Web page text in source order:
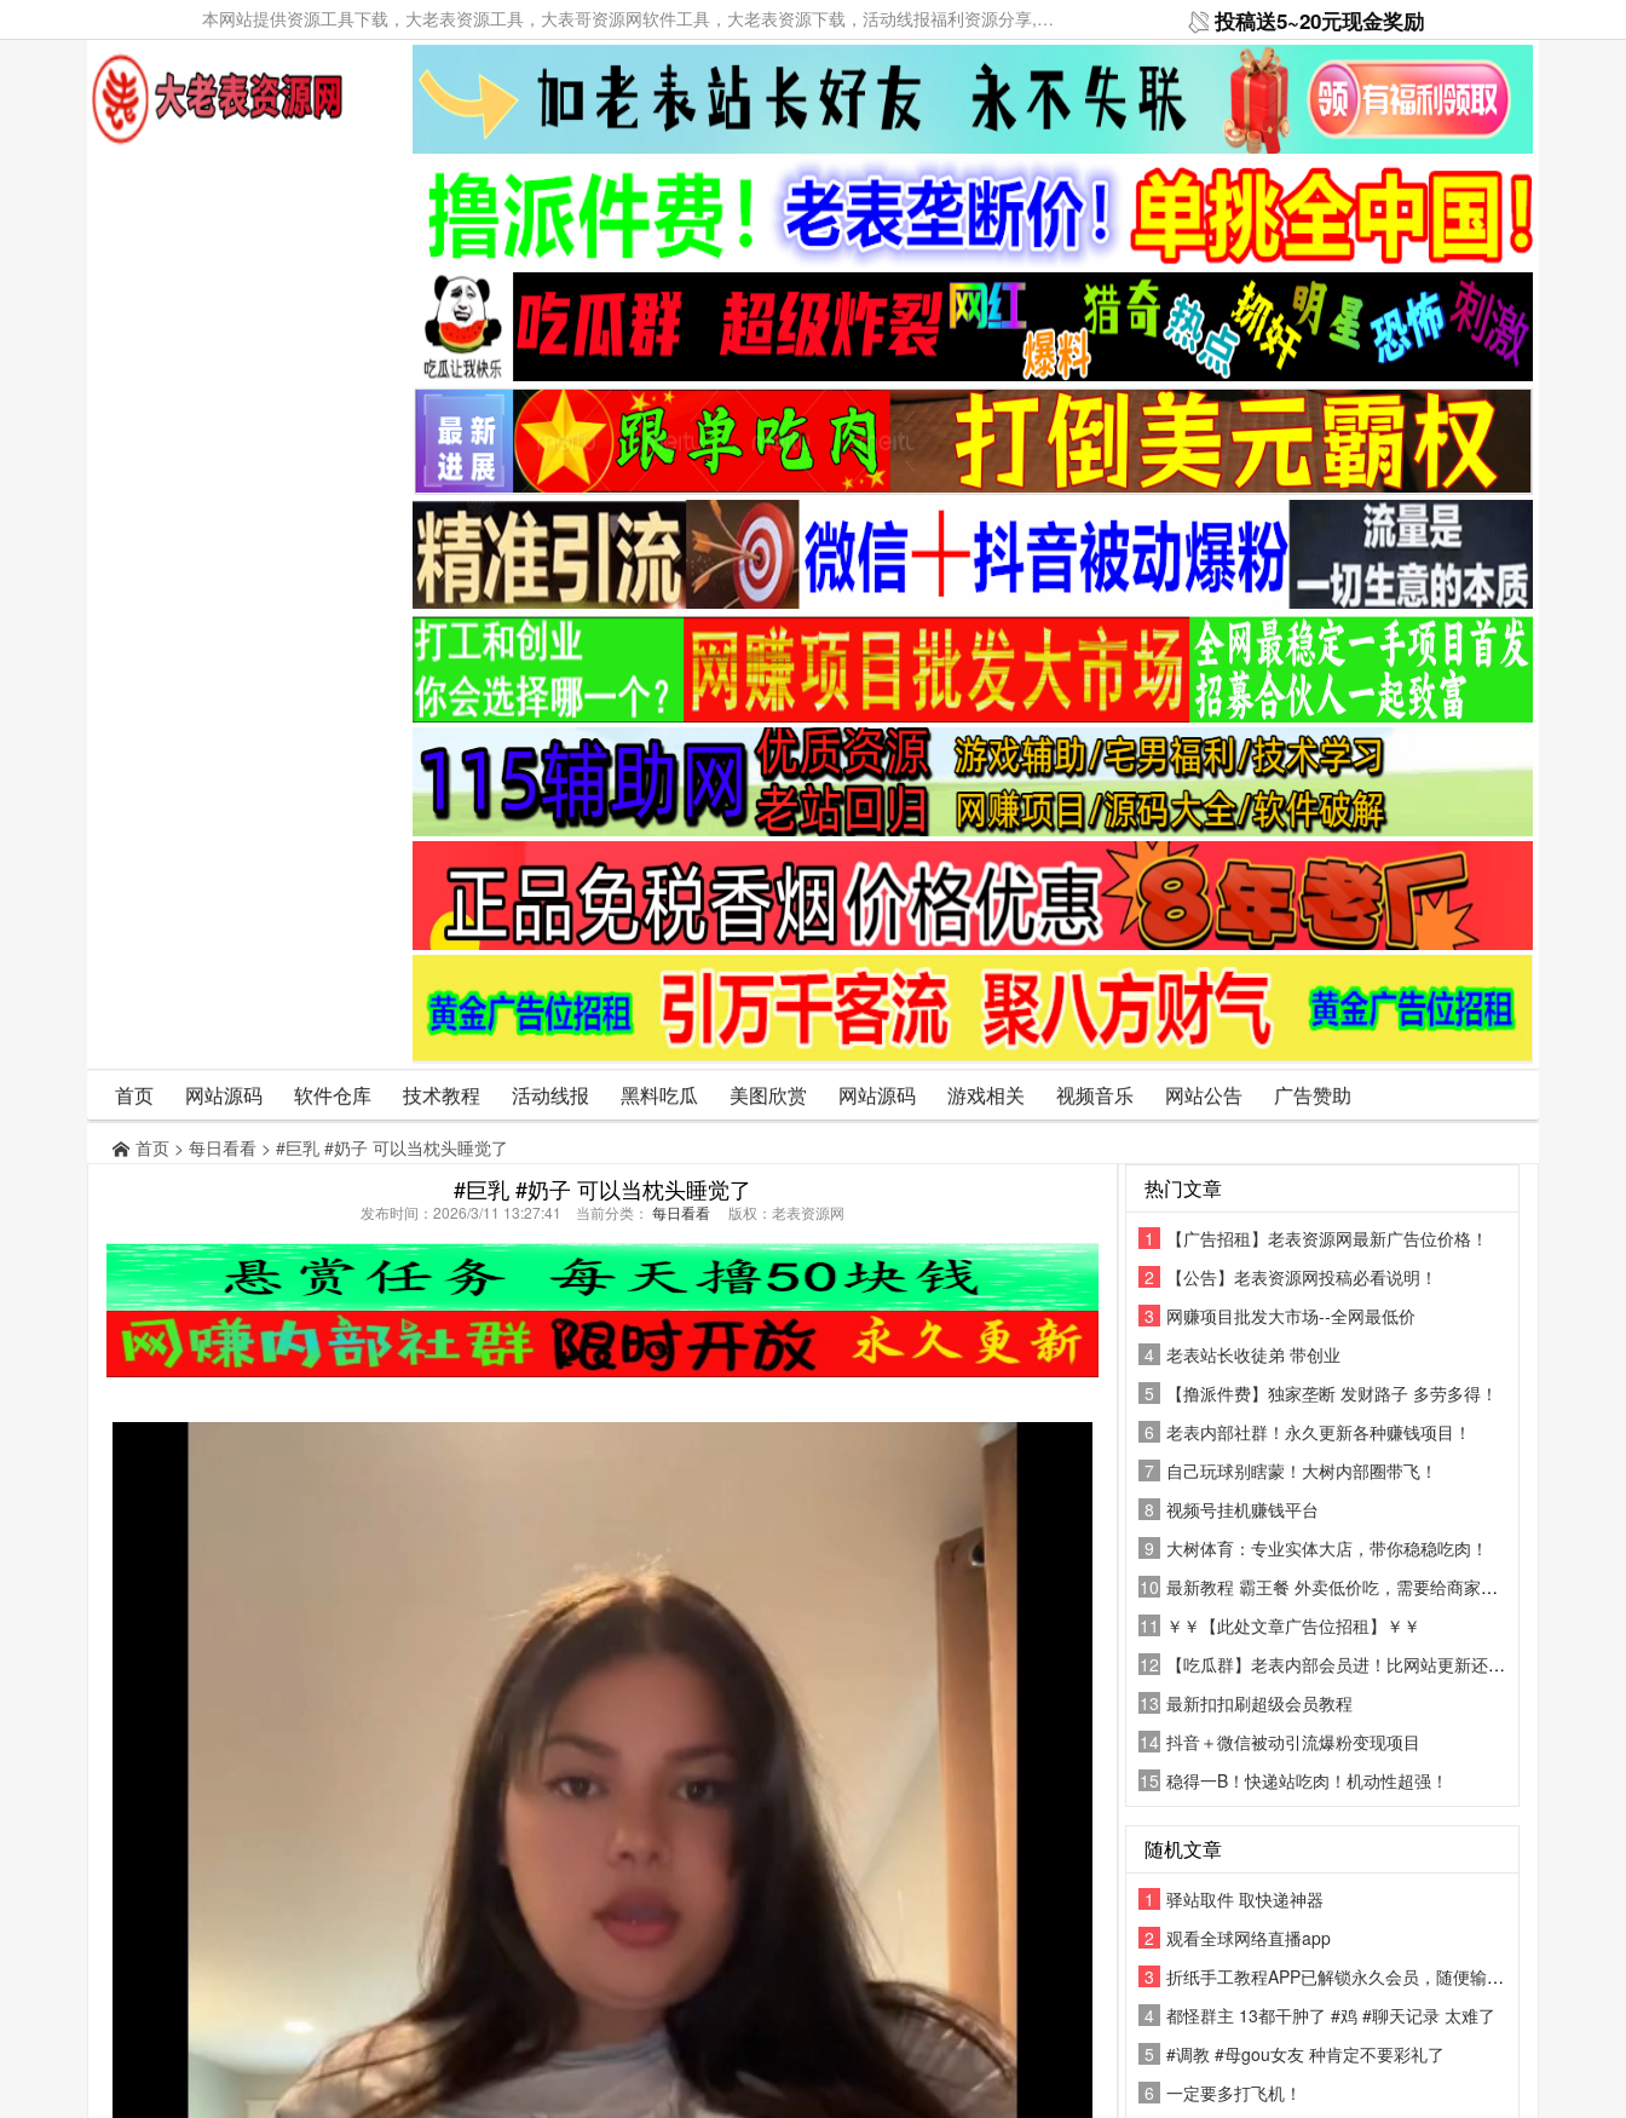
本网站提供资源工具下载，大老表资源工具，大表哥资源网软件工具，大老表资源下载，活动线报福利资源分享,活动线报，大型网游经典游戏，网络热门技术游戏辅助交流与分享。 投稿送5~20元现金奖励
首页 网站源码 软件仓库 技术教程 活动线报 黑料吃瓜 美图欣赏 网站源码 游戏相关 视频音乐 网站公告 广告赞助
首页 > 每日看看 > #巨乳 #奶子 可以当枕头睡觉了
#巨乳 #奶子 可以当枕头睡觉了
发布时间：2026/3/11 13:27:41 当前分类： 每日看看 版权：老表资源网
热门文章
1
【广告招租】老表资源网最新广告位价格！
2
【公告】老表资源网投稿必看说明！
3 网赚项目批发大市场--全网最低价
4 老表站长收徒弟 带创业
5
【撸派件费】独家垄断 发财路子 多劳多得！
6 老表内部社群！永久更新各种赚钱项目！
7 自己玩球别瞎蒙！大树内部圈带飞！
8 视频号挂机赚钱平台
9 大树体育：专业实体大店，带你稳稳吃肉！
10 最新教程 霸王餐 外卖低价吃，需要给商家好评
11 ￥￥【此处文章广告位招租】￥￥
12
【吃瓜群】老表内部会员进！比网站更新还精彩！
13 最新扣扣刷超级会员教程
14 抖音＋微信被动引流爆粉变现项目
15 稳得一B！快递站吃肉！机动性超强！
随机文章
1
驿站取件 取快递神器
2 观看全球网络直播app
3 折纸手工教程APP已解锁永久会员，随便输入登录手机号就可获得
4 都怪群主 13都干肿了 #鸡 #聊天记录 太难了
5 #调教 #母gou女友 种肯定不要彩礼了
6 一定要多打飞机！